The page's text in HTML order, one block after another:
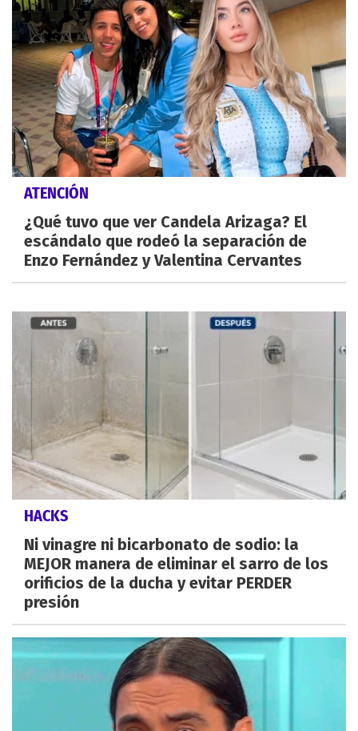
ATENCIÓN
¿Qué tuvo que ver Candela Arizaga? El
escándalo que rodeó la separación de
Enzo Fernández y Valentina Cervantes
HACKS
Ni vinagre ni bicarbonato de sodio: la
MEJOR manera de eliminar el sarro de los
orificios de la ducha y evitar PERDER
presión